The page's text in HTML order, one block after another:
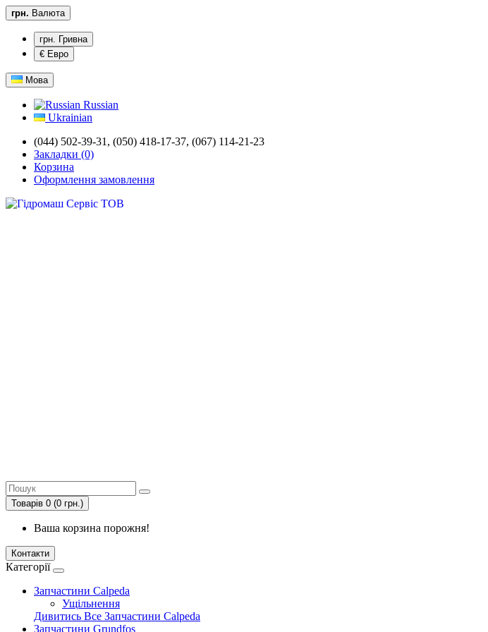
грн. Валюта
грн. Гривна
€ Евро
Мова
Russian
Ukrainian
(044) 502-39-31, (050) 418-17-37, (067) 114-21-23
Закладки (0)
Корзина
Оформлення замовлення
Товарів 0 (0 грн.)
Ваша корзина порожня!
Контакти
Категорії
Запчастини Calpeda
Ущільнення
Дивитись Все Запчастини Calpeda
Запчастини Grundfos